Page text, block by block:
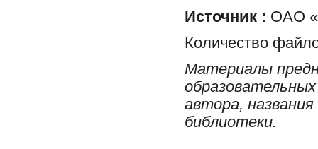
Источник : ОАО
Количество
Материалы
автора,
библиотеки.